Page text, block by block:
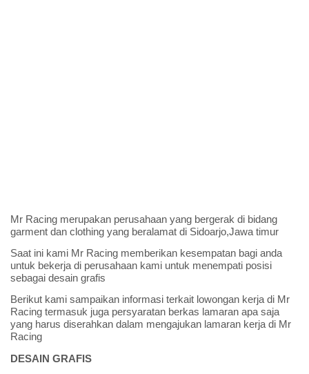
Mr Racing merupakan perusahaan yang bergerak di bidang
garment dan clothing yang beralamat di Sidoarjo,Jawa timur
Saat ini kami Mr Racing memberikan kesempatan bagi anda
untuk bekerja di perusahaan kami untuk menempati posisi
sebagai desain grafis
Berikut kami sampaikan informasi terkait lowongan kerja di Mr
Racing termasuk juga persyaratan berkas lamaran apa saja
yang harus diserahkan dalam mengajukan lamaran kerja di Mr
Racing
DESAIN GRAFIS